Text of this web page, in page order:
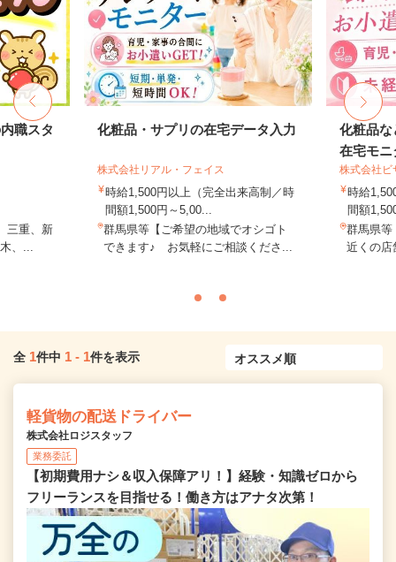
職スタ
三重、新
、...
化粧品・サプリの在宅データ入力
株式会社リアル・フェイス
時給1,500円以上（完全出来高制／時
間額1,500円～5,00...
群馬県等【ご希望の地域でオシゴト
できます♪ お気軽にご相談くださ...
化粧品な
在宅モニ
株式会社ビ
時給
間額
群馬県
近くの店
全 1件中 1 - 1件を表示
軽貨物の配送ドライバー
株式会社ロジスタッフ
業務委託
【初期費用ナシ＆収入保障アリ！】経験・知識ゼロから
フリーランスを目指せる！働き方はアナタ次第！